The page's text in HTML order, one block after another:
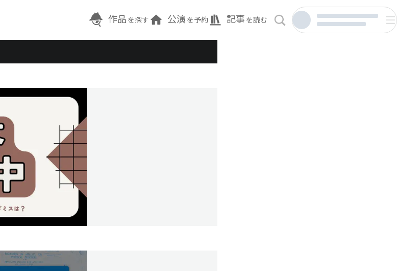
作品 を探す 公演 を予約 記事 を読む